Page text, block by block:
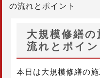
の流れとポイント
大規模修繕
流れとポイン
本日は大規模修繕の